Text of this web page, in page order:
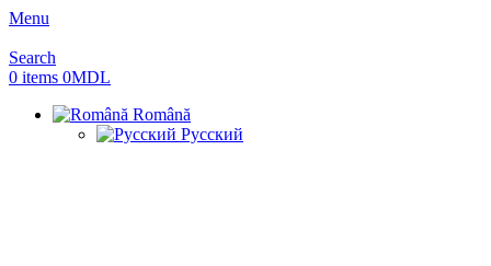
Menu
Search
0 items 0MDL
Română
Русский